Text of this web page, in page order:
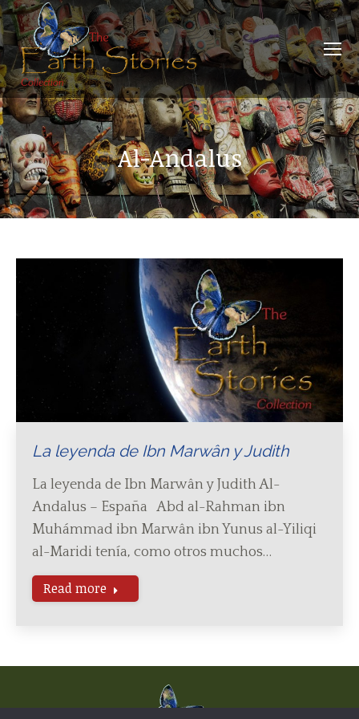
Al-Andalus
La leyenda de Ibn Marwân y Judith
La leyenda de Ibn Marwân y Judith Al-
Andalus – España Abd al-Rahman ibn
Muhámmad ibn Marwân ibn Yunus al-Yiliqi
al-Maridi tenía, como otros muchos…
Read more